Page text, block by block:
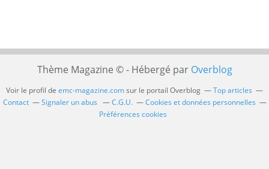
Thème Magazine © - Hébergé par Overblog
Voir le profil de emc-magazine.comsur le portail Overblog
Top articles
Contact
Signaler un abus C.G.U.
Cookies et données personnelles
Préférences cookies